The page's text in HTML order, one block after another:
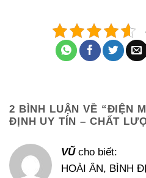
2 BÌNH LUẬN VỀ “ĐIỆN
ĐỊNH UY TÍN – CHẤT
VŨ cho biết:
HOÀI ÂN, BÌNH